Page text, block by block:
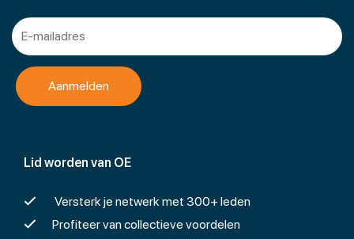
Lid worden van OE
Versterk je netwerk met 300+ leden
Profiteer van collectieve voordelen